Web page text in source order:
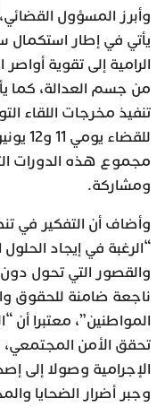
وأبرز المسؤول
يأتي في إطار استكمال
الرامية إلى تقوية
من جسم العدالة، كما
تنفيذ مخرجات اللقاء
ومشاركة.
وأضاف أن التفكير في
“الرغبة في إيجاد
والقصور التي تحول
ناجعة ضامنة للحقوق
المواطنين”، معتبرا أن
تحقق الأمن
الإجرامية وصولا إلى
وجبر أضرار الضحايا